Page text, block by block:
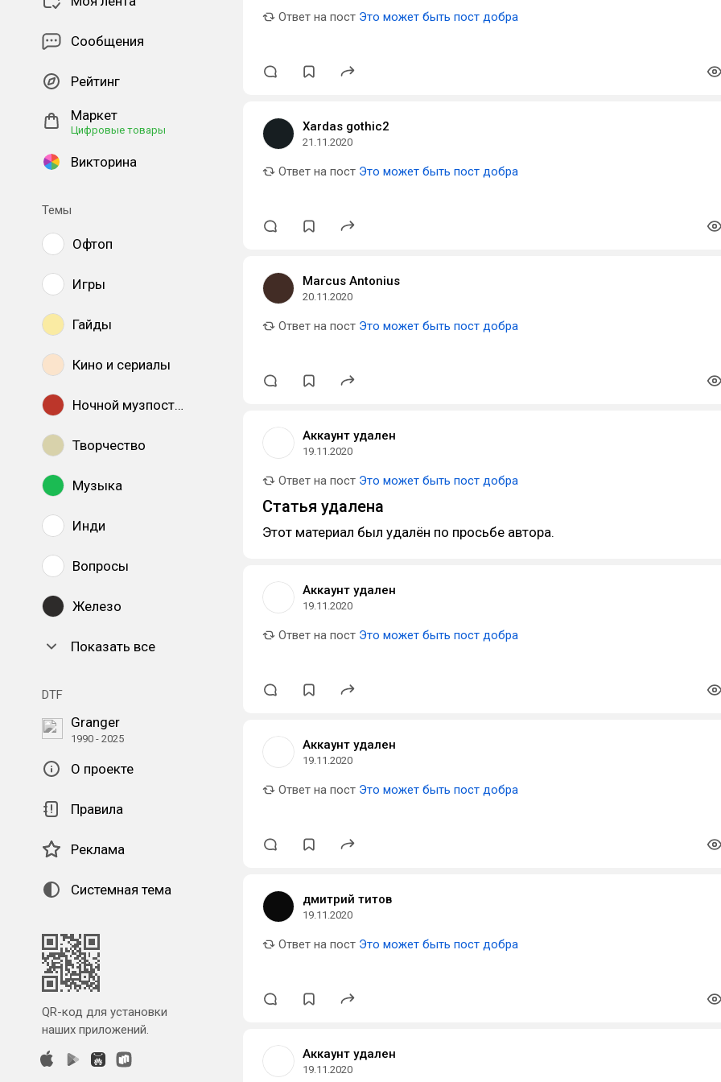
Сообщения
Рейтинг
Маркет
Цифровые товары
Викторина
Темы
Офтоп
Игры
Гайды
Кино и сериалы
Ночной музпостинг
Творчество
Музыка
Инди
Вопросы
Железо
Показать все
DTF
Granger
1990 - 2025
О проекте
Правила
Реклама
Системная тема
QR-код для установки
наших приложений.
Ответ на пост Это может быть пост добра
Xardas gothic2
21.11.2020
Ответ на пост Это может быть пост добра
Marcus Antonius
20.11.2020
Ответ на пост Это может быть пост добра
Аккаунт удален
19.11.2020
Ответ на пост Это может быть пост добра
Статья удалена
Этот материал был удалён по просьбе автора.
Аккаунт удален
19.11.2020
Ответ на пост Это может быть пост добра
Аккаунт удален
19.11.2020
Ответ на пост Это может быть пост добра
дмитрий титов
19.11.2020
Ответ на пост Это может быть пост добра
Аккаунт удален
19.11.2020